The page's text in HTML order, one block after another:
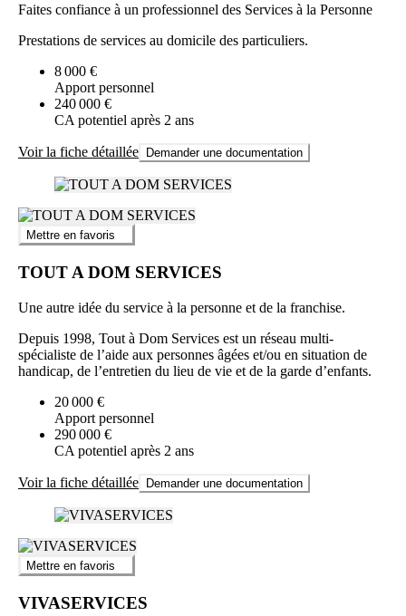
Faites confiance à un professionnel des Services à la Personne
Prestations de services au domicile des particuliers.
8 000 €
Apport personnel
240 000 €
CA potentiel après 2 ans
Voir la fiche détaillée Demander une documentation
Mettre en favoris
TOUT A DOM SERVICES
Une autre idée du service à la personne et de la franchise.
Depuis 1998, Tout à Dom Services est un réseau multi-
spécialiste de l’aide aux personnes âgées et/ou en situation de
handicap, de l’entretien du lieu de vie et de la garde d’enfants.
20 000 €
Apport personnel
290 000 €
CA potentiel après 2 ans
Voir la fiche détaillée Demander une documentation
Mettre en favoris
VIVASERVICES